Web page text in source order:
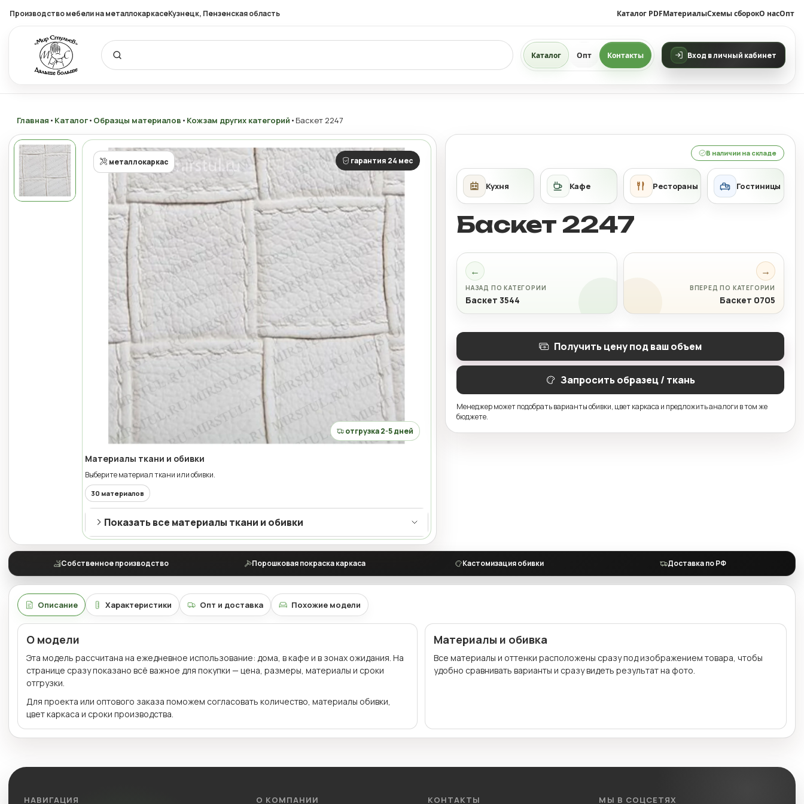
Производство мебели на металлокаркасеКузнецк, Пензенская область Каталог PDFМатериалыСхемы сборокО насОпт
Каталог Опт Контакты Вход в личный кабинет
Главная • Каталог• Образцы материалов • Кожзам других категорий • Баскет 2247
металлокаркас гарантия 24 мес
отгрузка 2-5 дней
Материалы ткани и обивки
Выберите материал ткани или обивки.
30 материалов
Показать все материалы ткани и обивки
В наличии на складе
Баскет 2247
←
НАЗАД ПО КАТЕГОРИИ
Баскет 3544
→
ВПЕРЕД ПО КАТЕГОРИИ
Баскет 0705
Получить цену под ваш объем
Запросить образец / ткань
Менеджер может подобрать варианты обивки, цвет каркаса и предложить аналоги в том же
бюджете.
Собственное производство Порошковая покраска каркаса Кастомизация обивки Доставка по РФ
Описание Характеристики Опт и доставка Похожие модели
О модели
Эта модель рассчитана на ежедневное использование: дома, в кафе и в зонах ожидания. На
странице сразу показано всё важное для покупки — цена, размеры, материалы и сроки
отгрузки.
Для проекта или оптового заказа поможем согласовать количество, материалы обивки,
цвет каркаса и сроки производства.
Материалы и обивка
Все материалы и оттенки расположены сразу под изображением товара, чтобы
удобно сравнивать варианты и сразу видеть результат на фото.
НАВИГАЦИЯ О КОМПАНИИ КОНТАКТЫ МЫ В СОЦСЕТЯХ